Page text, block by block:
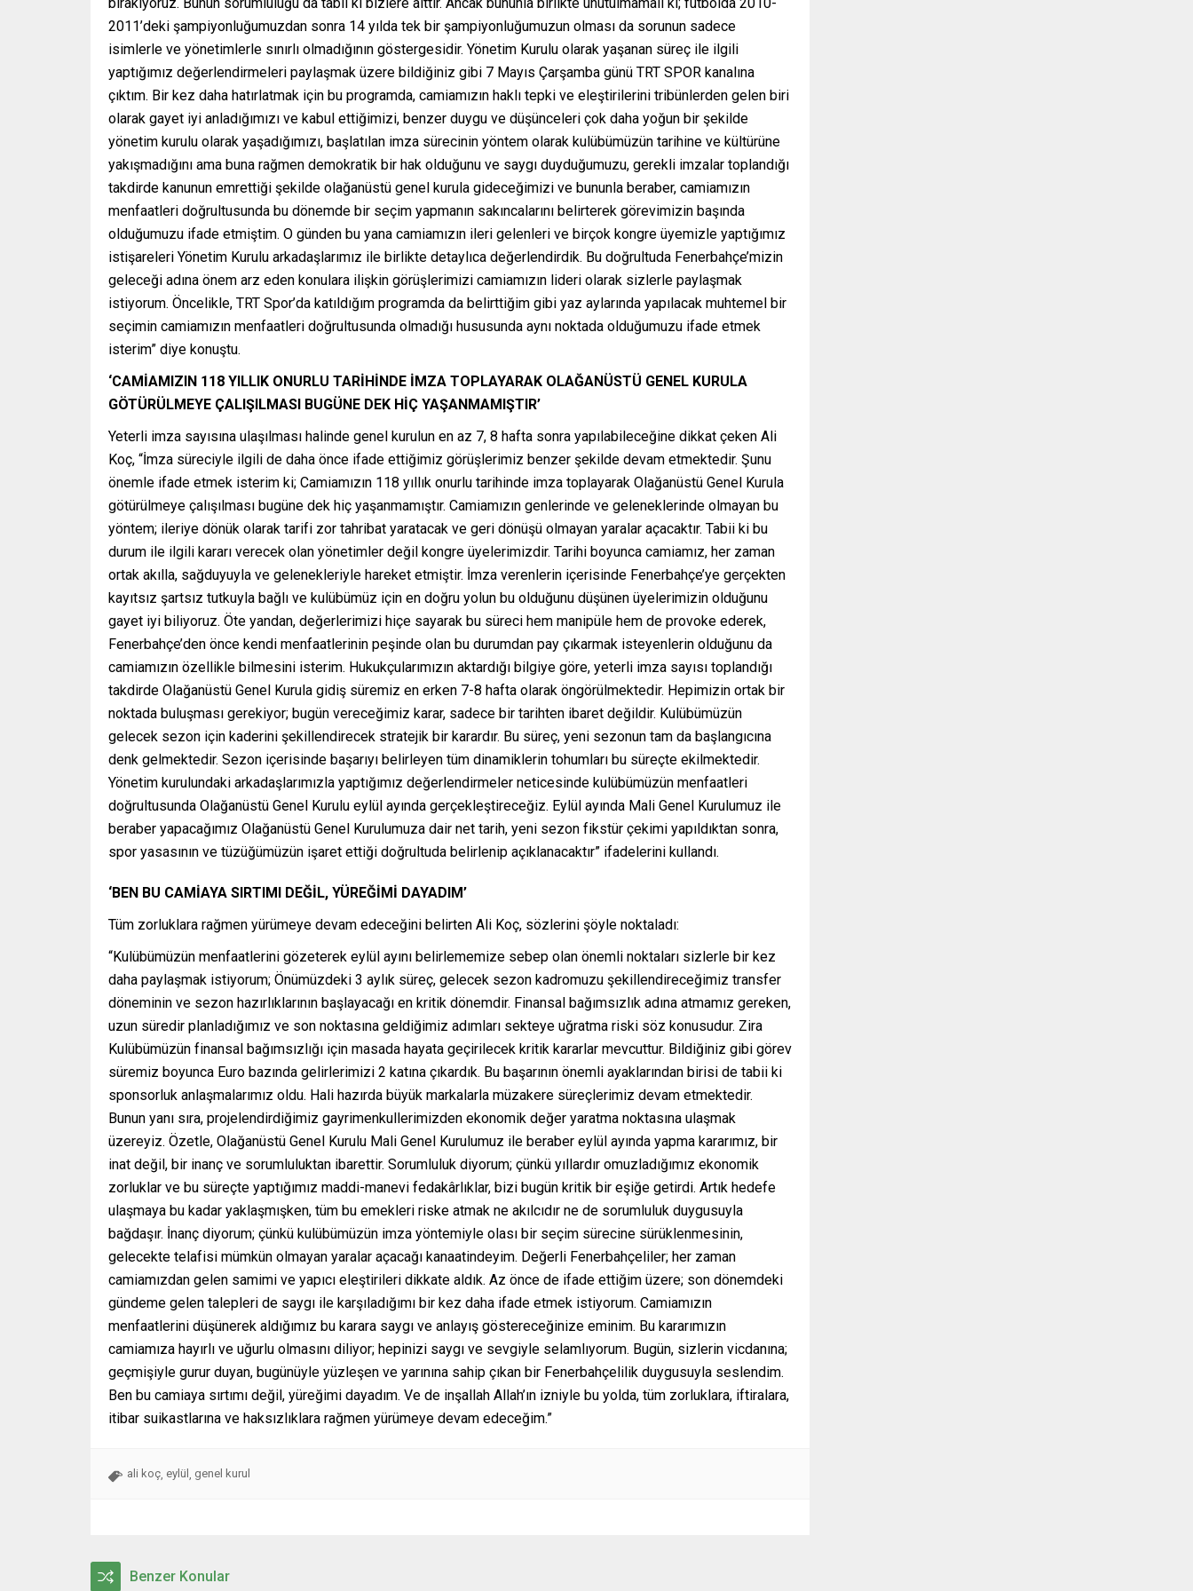
2011’deki şampiyonluğumuzdan sonra 14 yılda tek bir şampiyonluğumuzun olması da sorunun sadece
isimlerle ve yönetimlerle sınırlı olmadığının göstergesidir. Yönetim Kurulu olarak yaşanan süreç ile ilgili
yaptığımız değerlendirmeleri paylaşmak üzere bildiğiniz gibi 7 Mayıs Çarşamba günü TRT SPOR kanalına
çıktım. Bir kez daha hatırlatmak için bu programda, camiamızın haklı tepki ve eleştirilerini tribünlerden gelen biri
olarak gayet iyi anladığımızı ve kabul ettiğimizi, benzer duygu ve düşünceleri çok daha yoğun bir şekilde
yönetim kurulu olarak yaşadığımızı, başlatılan imza sürecinin yöntem olarak kulübümüzün tarihine ve kültürüne
yakışmadığını ama buna rağmen demokratik bir hak olduğunu ve saygı duyduğumuzu, gerekli imzalar toplandığı
takdirde kanunun emrettiği şekilde olağanüstü genel kurula gideceğimizi ve bununla beraber, camiamızın
menfaatleri doğrultusunda bu dönemde bir seçim yapmanın sakıncalarını belirterek görevimizin başında
olduğumuzu ifade etmiştim. O günden bu yana camiamızın ileri gelenleri ve birçok kongre üyemizle yaptığımız
istişareleri Yönetim Kurulu arkadaşlarımız ile birlikte detaylıca değerlendirdik. Bu doğrultuda Fenerbahçe’mizin
geleceği adına önem arz eden konulara ilişkin görüşlerimizi camiamızın lideri olarak sizlerle paylaşmak
istiyorum. Öncelikle, TRT Spor’da katıldığım programda da belirttiğim gibi yaz aylarında yapılacak muhtemel bir
seçimin camiamızın menfaatleri doğrultusunda olmadığı hususunda aynı noktada olduğumuzu ifade etmek
isterim” diye konuştu.
‘CAMİAMIZIN 118 YILLIK ONURLU TARİHİNDE İMZA TOPLAYARAK OLAĞANÜSTÜ GENEL KURULA
GÖTÜRÜLMEYE ÇALIŞILMASI BUGÜNE DEK HİÇ YAŞANMAMIŞTIR’
Yeterli imza sayısına ulaşılması halinde genel kurulun en az 7, 8 hafta sonra yapılabileceğine dikkat çeken Ali
Koç, “İmza süreciyle ilgili de daha önce ifade ettiğimiz görüşlerimiz benzer şekilde devam etmektedir. Şunu
önemle ifade etmek isterim ki; Camiamızın 118 yıllık onurlu tarihinde imza toplayarak Olağanüstü Genel Kurula
götürülmeye çalışılması bugüne dek hiç yaşanmamıştır. Camiamızın genlerinde ve geleneklerinde olmayan bu
yöntem; ileriye dönük olarak tarifi zor tahribat yaratacak ve geri dönüşü olmayan yaralar açacaktır. Tabii ki bu
durum ile ilgili kararı verecek olan yönetimler değil kongre üyelerimizdir. Tarihi boyunca camiamız, her zaman
ortak akılla, sağduyuyla ve gelenekleriyle hareket etmiştir. İmza verenlerin içerisinde Fenerbahçe’ye gerçekten
kayıtsız şartsız tutkuyla bağlı ve kulübümüz için en doğru yolun bu olduğunu düşünen üyelerimizin olduğunu
gayet iyi biliyoruz. Öte yandan, değerlerimizi hiçe sayarak bu süreci hem manipüle hem de provoke ederek,
Fenerbahçe’den önce kendi menfaatlerinin peşinde olan bu durumdan pay çıkarmak isteyenlerin olduğunu da
camiamızın özellikle bilmesini isterim. Hukukçularımızın aktardığı bilgiye göre, yeterli imza sayısı toplandığı
takdirde Olağanüstü Genel Kurula gidiş süremiz en erken 7-8 hafta olarak öngörülmektedir. Hepimizin ortak bir
noktada buluşması gerekiyor; bugün vereceğimiz karar, sadece bir tarihten ibaret değildir. Kulübümüzün
gelecek sezon için kaderini şekillendirecek stratejik bir karardır. Bu süreç, yeni sezonun tam da başlangıcına
denk gelmektedir. Sezon içerisinde başarıyı belirleyen tüm dinamiklerin tohumları bu süreçte ekilmektedir.
Yönetim kurulundaki arkadaşlarımızla yaptığımız değerlendirmeler neticesinde kulübümüzün menfaatleri
doğrultusunda Olağanüstü Genel Kurulu eylül ayında gerçekleştireceğiz. Eylül ayında Mali Genel Kurulumuz ile
beraber yapacağımız Olağanüstü Genel Kurulumuza dair net tarih, yeni sezon fikstür çekimi yapıldıktan sonra,
spor yasasının ve tüzüğümüzün işaret ettiği doğrultuda belirlenip açıklanacaktır” ifadelerini kullandı.
‘BEN BU CAMİAYA SIRTIMI DEĞİL, YÜREĞİMİ DAYADIM’
Tüm zorluklara rağmen yürümeye devam edeceğini belirten Ali Koç, sözlerini şöyle noktaladı:
“Kulübümüzün menfaatlerini gözeterek eylül ayını belirlememize sebep olan önemli noktaları sizlerle bir kez
daha paylaşmak istiyorum; Önümüzdeki 3 aylık süreç, gelecek sezon kadromuzu şekillendireceğimiz transfer
döneminin ve sezon hazırlıklarının başlayacağı en kritik dönemdir. Finansal bağımsızlık adına atmamız gereken,
uzun süredir planladığımız ve son noktasına geldiğimiz adımları sekteye uğratma riski söz konusudur. Zira
Kulübümüzün finansal bağımsızlığı için masada hayata geçirilecek kritik kararlar mevcuttur. Bildiğiniz gibi görev
süremiz boyunca Euro bazında gelirlerimizi 2 katına çıkardık. Bu başarının önemli ayaklarından birisi de tabii ki
sponsorluk anlaşmalarımız oldu. Hali hazırda büyük markalarla müzakere süreçlerimiz devam etmektedir.
Bunun yanı sıra, projelendirdiğimiz gayrimenkullerimizden ekonomik değer yaratma noktasına ulaşmak
üzereyiz. Özetle, Olağanüstü Genel Kurulu Mali Genel Kurulumuz ile beraber eylül ayında yapma kararımız, bir
inat değil, bir inanç ve sorumluluktan ibarettir. Sorumluluk diyorum; çünkü yıllardır omuzladığımız ekonomik
zorluklar ve bu süreçte yaptığımız maddi-manevi fedakârlıklar, bizi bugün kritik bir eşiğe getirdi. Artık hedefe
ulaşmaya bu kadar yaklaşmışken, tüm bu emekleri riske atmak ne akılcıdır ne de sorumluluk duygusuyla
bağdaşır. İnanç diyorum; çünkü kulübümüzün imza yöntemiyle olası bir seçim sürecine sürüklenmesinin,
gelecekte telafisi mümkün olmayan yaralar açacağı kanaatindeyim. Değerli Fenerbahçeliler; her zaman
camiamızdan gelen samimi ve yapıcı eleştirileri dikkate aldık. Az önce de ifade ettiğim üzere; son dönemdeki
gündeme gelen talepleri de saygı ile karşıladığımı bir kez daha ifade etmek istiyorum. Camiamızın
menfaatlerini düşünerek aldığımız bu karara saygı ve anlayış göstereceğinize eminim. Bu kararımızın
camiamıza hayırlı ve uğurlu olmasını diliyor; hepinizi saygı ve sevgiyle selamlıyorum. Bugün, sizlerin vicdanına;
geçmişiyle gurur duyan, bugünüyle yüzleşen ve yarınına sahip çıkan bir Fenerbahçelilik duygusuyla seslendim.
Ben bu camiaya sırtımı değil, yüreğimi dayadım. Ve de inşallah Allah’ın izniyle bu yolda, tüm zorluklara, iftiralara,
itibar suikastlarına ve haksızlıklara rağmen yürümeye devam edeceğim.”
ali koç, eylül , genel kurul
Benzer Konular